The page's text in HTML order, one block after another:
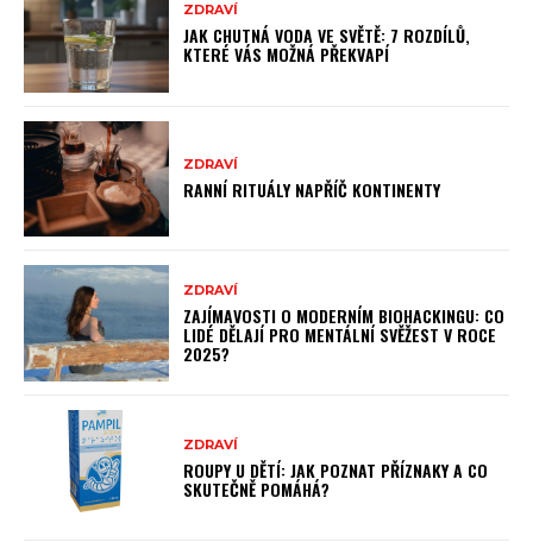
ZDRAVÍ
JAK CHUTNÁ VODA VE SVĚTĚ: 7 ROZDÍLŮ,
KTERÉ VÁS MOŽNÁ PŘEKVAPÍ
ZDRAVÍ
RANNÍ RITUÁLY NAPŘÍČ KONTINENTY
ZDRAVÍ
ZAJÍMAVOSTI O MODERNÍM BIOHACKINGU: CO
LIDÉ DĚLAJÍ PRO MENTÁLNÍ SVĚŽEST V ROCE
2025?
ZDRAVÍ
ROUPY U DĚTÍ: JAK POZNAT PŘÍZNAKY A CO
SKUTEČNĚ POMÁHÁ?